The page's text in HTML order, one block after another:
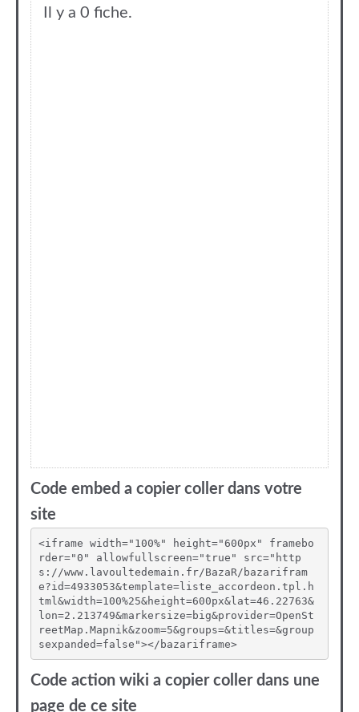
Code embed a copier coller dans votre
site
<iframe width="100%" height="600px" framebo
rder="0" allowfullscreen="true" src="http
s://www.lavoultedemain.fr/BazaR/bazarifram
e?id=4933053&template=liste_accordeon.tpl.h
tml&width=100%25&height=600px&lat=46.22763&
lon=2.213749&markersize=big&provider=OpenSt
reetMap.Mapnik&zoom=5&groups=&titles=&group
sexpanded=false"></bazariframe>
Code action wiki a copier coller dans une
page de ce site